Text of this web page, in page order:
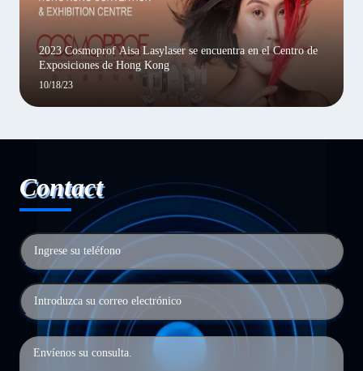
2023 Cosmoprof Aisa Lasylaser se encuentra en el Centro de
Exposiciones de Hong Kong
10/18/23
Contact